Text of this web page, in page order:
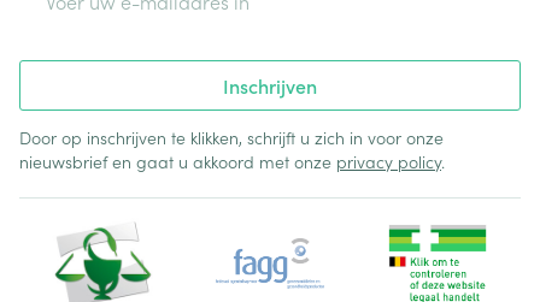
Inschrijven
Door op inschrijven te klikken, schrijft u zich in voor onze
nieuwsbrief en gaat u akkoord met onze privacy policy.